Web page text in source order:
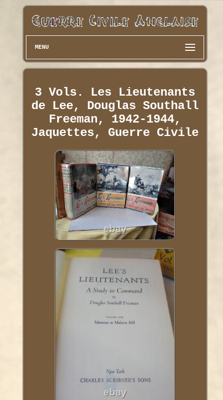
MENU
3 Vols. Les Lieutenants
de Lee, Douglas Southall
Freeman, 1942-1944,
Jaquettes, Guerre Civile